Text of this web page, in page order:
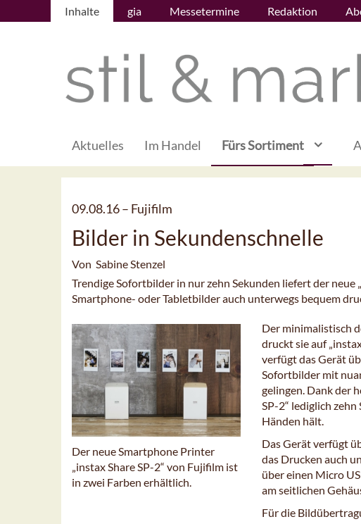
Inhalte gia Messetermine Redaktion
Aktuelles Im Handel Fürs Sortiment
09.08.16 – Fujifilm
Bilder in Sekundenschnelle
Von Sabine Stenzel
Trendige Sofortbilder in nur zehn Sekunden liefert der neue
Smartphone- oder Tabletbilder auch unterwegs bequem
Der neue Smartphone Printer
„instax Share SP-2“ von Fujifilm ist
in zwei Farben erhältlich.
Der minimalistisch
druckt sie auf
verfügt das Gerät
Sofortbilder mit
gelingen. Dank der
SP-2“ lediglich
Händen hält.
Das Gerät verfügt
das Drucken auch
über einen Micro
am seitlichen
Für die